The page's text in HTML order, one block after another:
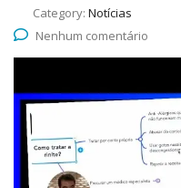
Category: Notícias
Nenhum comentário